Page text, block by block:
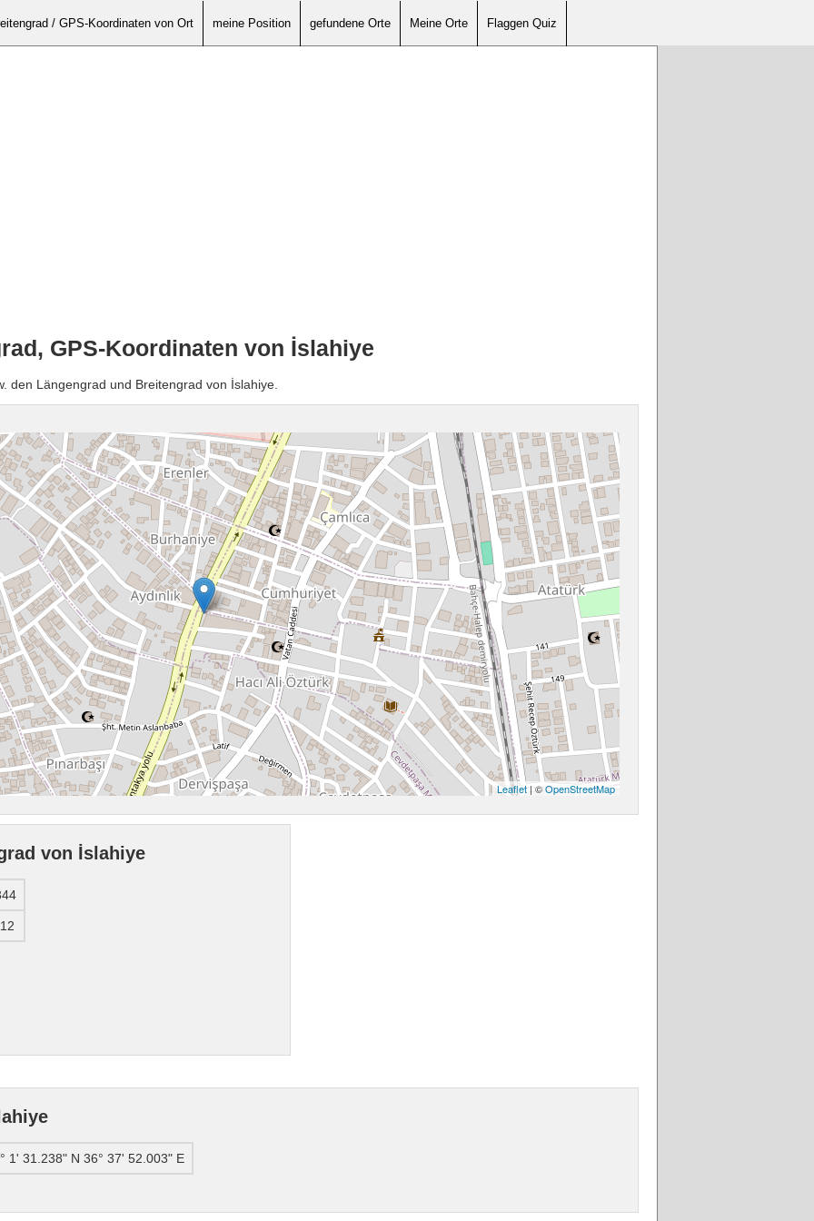
/ GPS-Koordinaten von Ort meine Position gefundene Orte Meine Orte Flaggen Quiz
GPS-Koordinaten von İslahiye
den Längengrad und Breitengrad von İslahiye.
Leaflet | ©OpenStreetMap
von İslahiye
1' 31.238" N 36° 37' 52.003" E